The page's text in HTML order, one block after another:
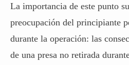
La importancia de este punto
preocupación del principiante
durante la operación: las
de una presa no retirada